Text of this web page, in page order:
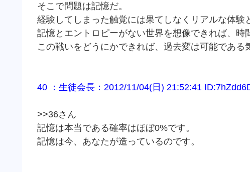
そこで問題は記憶だ。
経験してしまった触覚には果てしなくリアルな体験
記憶とエントロピーがない世界を想像できれば、時
この戦いをどうにかできれば、過去変は可能である
40 ：生徒会長：2012/11/04(日) 21:52:41
>>36さん
記憶は本当である確率はほぼ0%です。
記憶は今、あなたが造っているのです。